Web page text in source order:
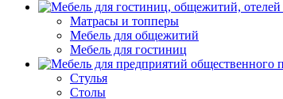
Матрасы и топперы
Мебель для общежитий
Мебель для гостиниц
Стулья
Столы